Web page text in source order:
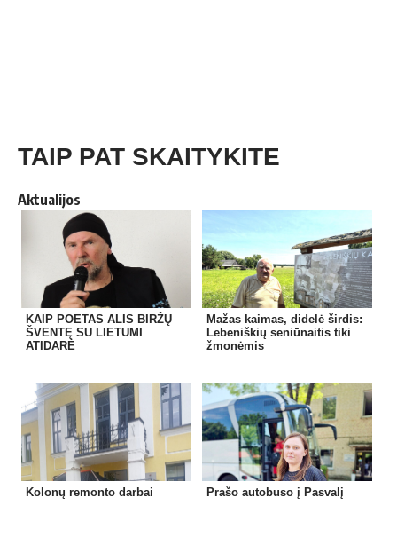
TAIP PAT SKAITYKITE
Aktualijos
KAIP POETAS ALIS BIRŽŲ
ŠVENTĘ SU LIETUMI
ATIDARĖ
Mažas kaimas, didelė širdis:
Lebeniškių seniūnaitis tiki
žmonėmis
Kolonų remonto darbai Prašo autobuso į Pasvalį